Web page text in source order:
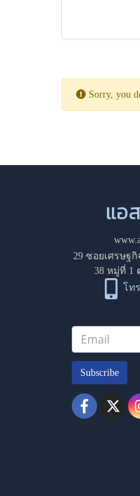
Sorry, you
แอ
29 ซอยเศรษฐ
38 หมู่ที่ 1
โท
Subscribe